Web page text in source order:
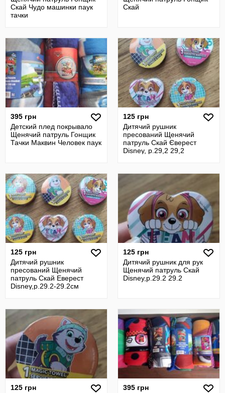
Скай Чудо машинки паук
тачки
Скай
395 грн
Детский плед покрывало
Щенячий патруль Гонщик
Тачки Маквин Человек паук
125 грн
Дитячий рушник
пресований Щенячий
патруль Скай Єверест
Disney, р.29,2 29,2
125 грн
Дитячий рушник
пресований Щенячий
патруль Скай Еверест
Disney,р.29.2-29.2см
125 грн
Дитячий рушник для рук
Щенячий патруль Скай
Disney,р.29.2 29.2
125 грн
395 грн